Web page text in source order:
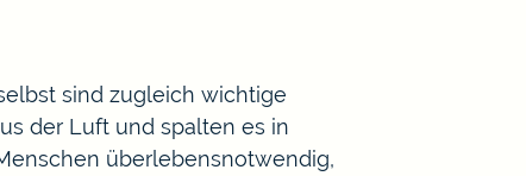
sind zugleich wichtige
der Luft und spalten es in
überlebensnotwendig,